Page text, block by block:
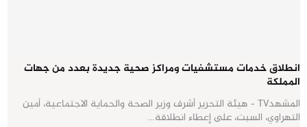
انطلاق خدمات مستشفيات ومراكز صحية جديدة بعدد من جهات
المملكة
المشهدTV - هيئة التحرير أشرف وزير الصحة والحماية الاجتماعية، أمين
التهراوي، السبت، على إعطاء انطلاقة…